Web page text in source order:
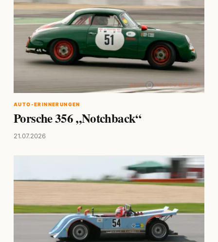
AUTO-ERINNERUNGEN
Porsche 356 „Notchback“
21.07.2026